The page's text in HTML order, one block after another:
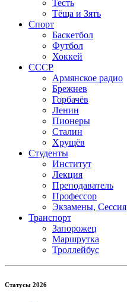
Тесть
Тёща и Зять
Спорт
Баскетбол
Футбол
Хоккей
СССР
Армянское радио
Брежнев
Горбачёв
Ленин
Пионеры
Сталин
Хрущёв
Студенты
Институт
Лекция
Преподаватель
Профессор
Экзамены, Сессия
Транспорт
Запорожец
Маршрутка
Троллейбус
Статуcы 2026